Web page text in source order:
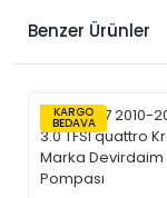
Benzer Ürünler
KARGO
BEDAVA